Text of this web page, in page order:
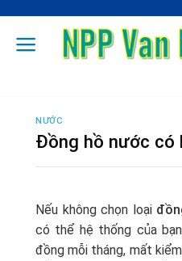
content
NƯỚC
Đồng hồ nước có
Nếu không chọn loại
có thể hệ thống của
đồng mỗi tháng, mất